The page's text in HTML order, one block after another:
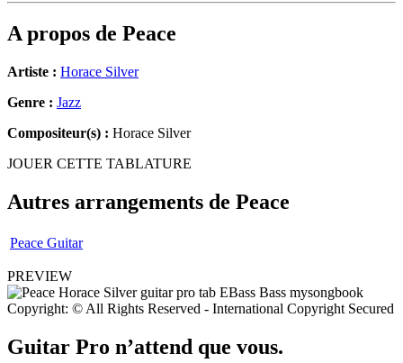
A propos de Peace
Artiste : Horace Silver
Genre : Jazz
Compositeur(s) : Horace Silver
JOUER CETTE TABLATURE
Autres arrangements de Peace
Peace Guitar
PREVIEW
Copyright: © All Rights Reserved - International Copyright Secured
Guitar Pro n’attend que vous.